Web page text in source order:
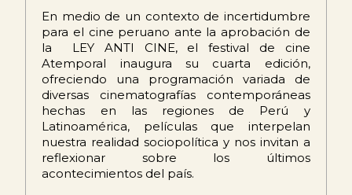
En medio de un contexto de incertidumbre
para el cine peruano ante la aprobación de
la LEY ANTI CINE, el festival de cine
Atemporal inaugura su cuarta edición,
ofreciendo una programación variada de
diversas cinematografías contemporáneas
hechas en las regiones de Perú y
Latinoamérica, películas que interpelan
nuestra realidad sociopolítica y nos invitan a
reflexionar sobre los últimos
acontecimientos del país.